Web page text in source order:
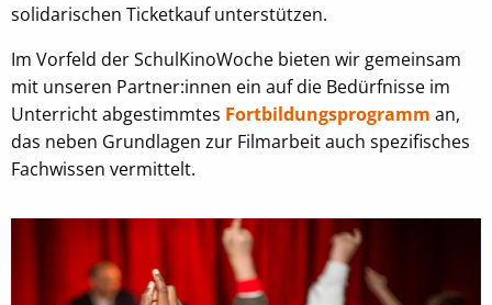
solidarischen Ticketkauf unterstützen.
Im Vorfeld der SchulKinoWoche bieten wir gemeinsam
mit unseren Partner:innen ein auf die Bedürfnisse im
Unterricht abgestimmtes Fortbildungsprogramm an,
das neben Grundlagen zur Filmarbeit auch spezifisches
Fachwissen vermittelt.